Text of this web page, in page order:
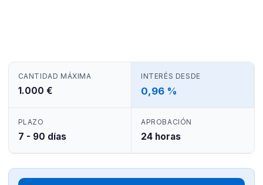
CANTIDAD MÁXIMA
1.000 €
INTERÉS DESDE
0,96 %
PLAZO
7 - 90 días
APROBACIÓN
24 horas